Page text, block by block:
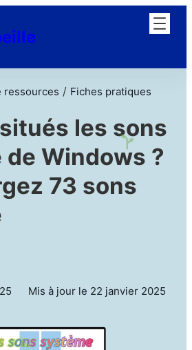
ressources / Fiches pratiques
les sons
Windows ?
73 sons
Mis à jour le 22 janvier 2025